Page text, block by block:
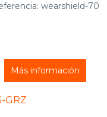
wearshield-70
GRZ
Más información